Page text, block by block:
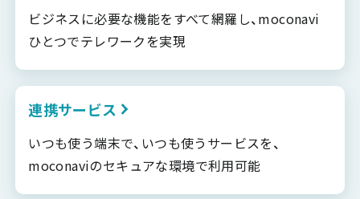
ビジネスに必要な機能をすべて網羅し、moconavi
ひとつでテレワークを実現
連携サービス
いつも使う端末で、いつも使うサービスを、
moconaviのセキュアな環境で利用可能